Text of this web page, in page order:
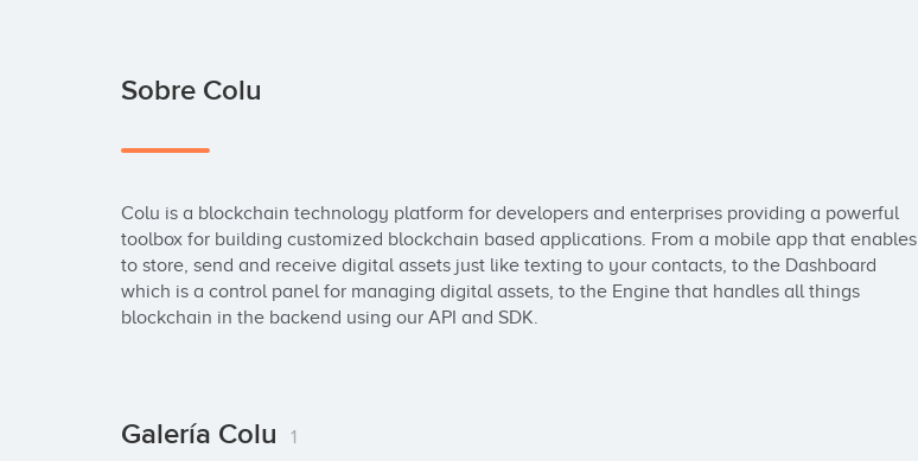
Sobre Colu
Colu is a blockchain technology platform for developers and enterprises providing a powerful
toolbox for building customized blockchain based applications. From a mobile app that enables
to store, send and receive digital assets just like texting to your contacts, to the Dashboard
which is a control panel for managing digital assets, to the Engine that handles all things
blockchain in the backend using our API and SDK.
Galería Colu 1